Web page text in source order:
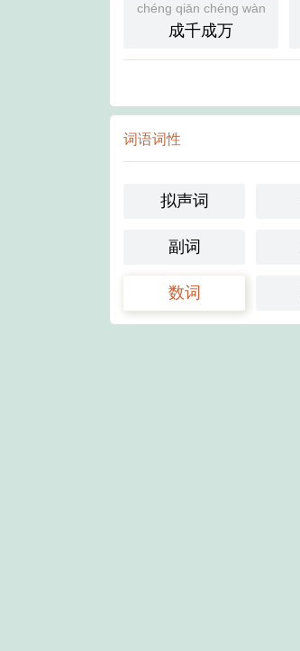
chéng qiān chéng wàn
成千成万
词语词性
拟声词
副词
数词